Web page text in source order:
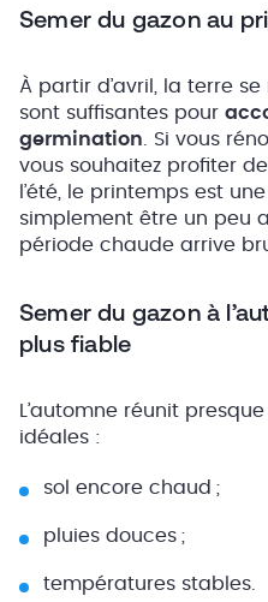
Semer du gazon au
À partir d’avril, la terre
sont suffisantes pour
germination . Si vous
vous souhaitez profiter
l’été, le printemps est
simplement être un peu
période chaude arrive
Semer du gazon à
plus fiable
L’automne réunit
idéales :
sol encore chaud ;
pluies douces ;
températures stables.